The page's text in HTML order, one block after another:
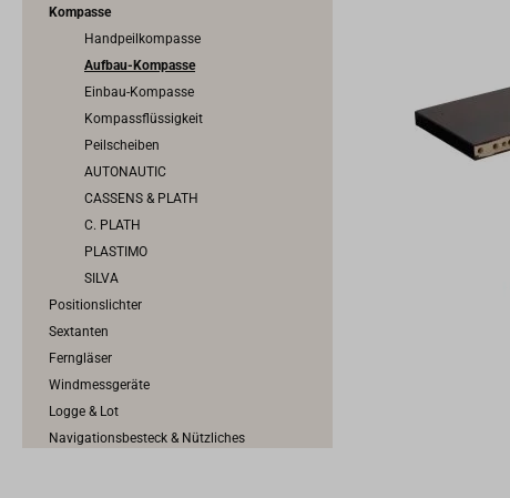
Kompasse
Handpeilkompasse
Aufbau-Kompasse
Einbau-Kompasse
Kompassflüssigkeit
Peilscheiben
AUTONAUTIC
CASSENS & PLATH
C. PLATH
PLASTIMO
SILVA
Positionslichter
Sextanten
Ferngläser
Windmessgeräte
Logge & Lot
Navigationsbesteck & Nützliches